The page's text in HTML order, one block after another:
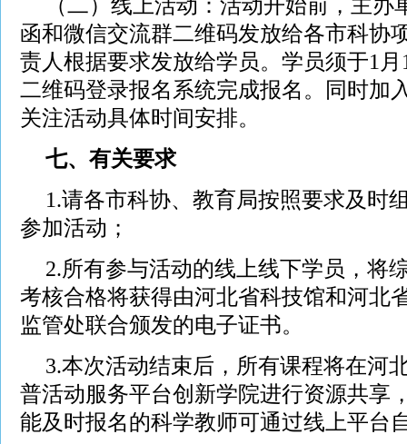
（二）线上活动：活动开始前，主
函和微信交流群二维码发放给各市科协
责人根据要求发放给学员。学员须于1
二维码登录报名系统完成报名。同时加
关注活动具体时间安排。
七、有关要求
1.请各市科协、教育局按照要求及时
参加活动；
2.所有参与活动的线上线下学员，将
考核合格将获得由河北省科技馆和河北
监管处联合颁发的电子证书。
3.本次活动结束后，所有课程将在河
普活动服务平台创新学院进行资源共享
能及时报名的科学教师可通过线上平台